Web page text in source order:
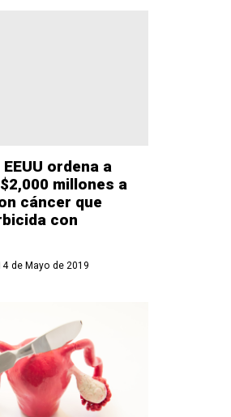
ordena a
millones a
cáncer que
con
de Mayo de 2019